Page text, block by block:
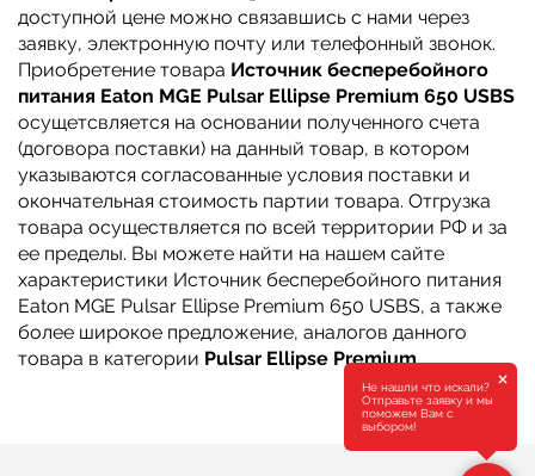
доступной цене можно связавшись с нами через
заявку, электронную почту или телефонный звонок.
Приобретение товара Источник бесперебойного
питания Eaton MGE Pulsar Ellipse Premium 650 USBS
осущетсвляется на основании полученного счета
(договора поставки) на данный товар, в котором
указываются согласованные условия поставки и
окончательная стоимость партии товара. Отгрузка
товара осуществляется по всей территории РФ и за
ее пределы. Вы можете найти на нашем сайте
характеристики Источник бесперебойного питания
Eaton MGE Pulsar Ellipse Premium 650 USBS, а также
более широкое предложение, аналогов данного
товара в категории Pulsar Ellipse Premium.
Не нашли что искали?
Отправьте заявку и мы
поможем Вам с
выбором!
×